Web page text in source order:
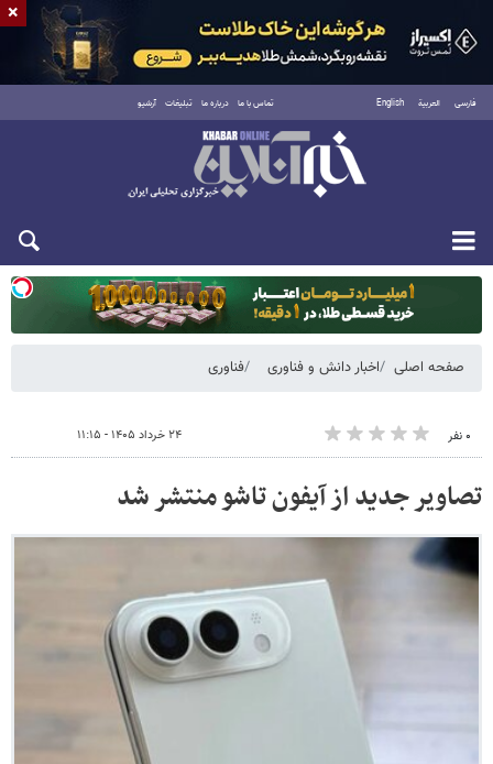
فارسی العربية English تماس با ما درباره ما تبلیغات آرشیو
دوشنبه ۱۹ مرداد ۱۴۰۵
صفحه اصلی اخبار دانش و فناوری فناوری
۰ نفر ۲۴ خرداد ۱۴۰۵ - ۱۱:۱۵
تصاویر جدید از آیفون تاشو منتشر شد
×